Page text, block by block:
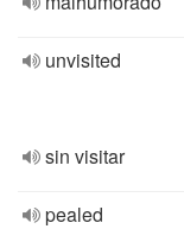
unvisited
sin visitar
pealed